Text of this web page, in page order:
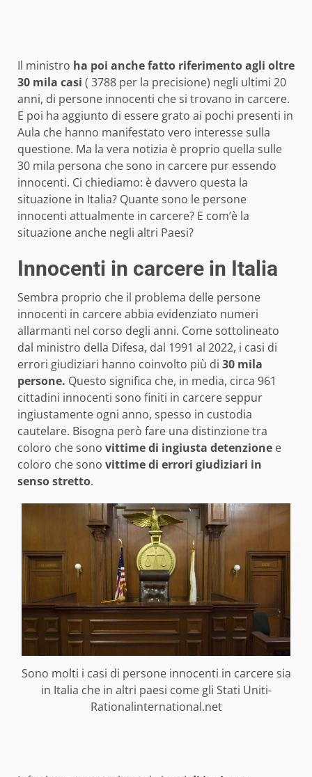
Il ministro ha poi anche fatto riferimento agli oltre
30 mila casi ( 3788 per la precisione) negli ultimi 20
anni, di persone innocenti che si trovano in carcere.
E poi ha aggiunto di essere grato ai pochi presenti in
Aula che hanno manifestato vero interesse sulla
questione. Ma la vera notizia è proprio quella sulle
30 mila persona che sono in carcere pur essendo
innocenti. Ci chiediamo: è davvero questa la
situazione in Italia? Quante sono le persone
innocenti attualmente in carcere? E com’è la
situazione anche negli altri Paesi?
Innocenti in carcere in Italia
Sembra proprio che il problema delle persone
innocenti in carcere abbia evidenziato numeri
allarmanti nel corso degli anni. Come sottolineato
dal ministro della Difesa, dal 1991 al 2022, i casi di
errori giudiziari hanno coinvolto più di 30 mila
persone. Questo significa che, in media, circa 961
cittadini innocenti sono finiti in carcere seppur
ingiustamente ogni anno, spesso in custodia
cautelare. Bisogna però fare una distinzione tra
coloro che sono vittime di ingiusta detenzione e
coloro che sono vittime di errori giudiziari in
senso stretto.
Sono molti i casi di persone innocenti in carcere sia
in Italia che in altri paesi come gli Stati Uniti-
Rationalinternational.net